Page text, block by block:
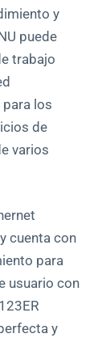
y
puede
trabajo
para los
de
varios
cuenta con
para
usuario con
y